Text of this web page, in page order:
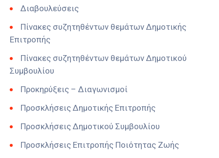
Διαβουλεύσεις
Πίνακες συζητηθέντων θεμάτων Δημοτικής
Επιτροπής
Πίνακες συζητηθέντων θεμάτων Δημοτικού
Συμβουλίου
Προκηρύξεις – Διαγωνισμοί
Προσκλήσεις Δημοτικής Επιτροπής
Προσκλήσεις Δημοτικού Συμβουλίου
Προσκλήσεις Επιτροπής Ποιότητας Ζωής